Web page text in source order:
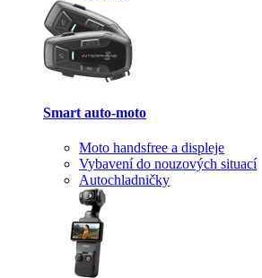
Smart auto-moto
Moto handsfree a displeje
Vybavení do nouzových situací
Autochladničky